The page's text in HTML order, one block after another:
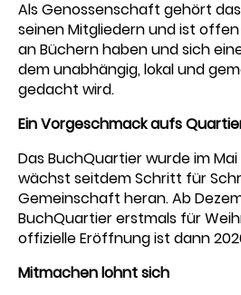
Als Genossenschaft gehört
seinen Mitgliedern und ist
an Büchern haben und sich
dem unabhängig, lokal und
gedacht wird.
Ein Vorgeschmack aufs
Das BuchQuartier wurde im
wächst seitdem Schritt für
Gemeinschaft heran. Ab
BuchQuartier erstmals für
offizielle Eröffnung ist dann
Mitmachen lohnt sich